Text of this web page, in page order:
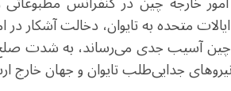
متحده به تایوان، دخالت آشکار
آسیب جدی می‌رساند، به شدت صلح و
جدایی‌طلب تایوان و جهان خارج